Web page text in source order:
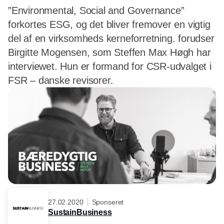
”Environmental, Social and Governance”
forkortes ESG, og det bliver fremover en vigtig
del af en virksomheds kerneforretning. forudser
Birgitte Mogensen, som Steffen Max Høgh har
interviewet. Hun er formand for CSR-udvalget i
FSR – danske revisorer.
27.02.2020 Sponseret
SustainBusiness